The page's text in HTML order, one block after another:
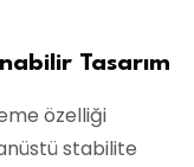
Tasarım
özelliği
stabilite